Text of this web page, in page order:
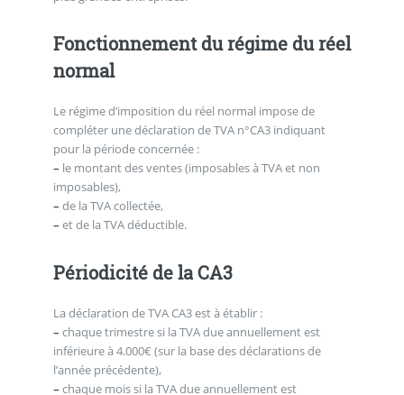
Fonctionnement du régime du réel
normal
Le régime d’imposition du réel normal impose de
compléter une déclaration de TVA n°CA3 indiquant
pour la période concernée :
– le montant des ventes (imposables à TVA et non
imposables),
– de la TVA collectée,
– et de la TVA déductible.
Périodicité de la CA3
La déclaration de TVA CA3 est à établir :
– chaque trimestre si la TVA due annuellement est
inférieure à 4.000€ (sur la base des déclarations de
l’année précédente),
– chaque mois si la TVA due annuellement est